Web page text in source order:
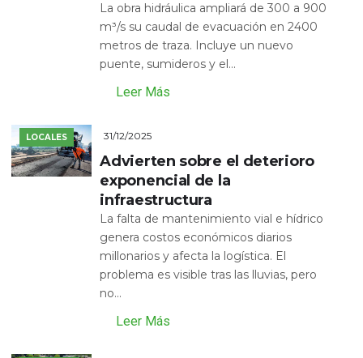
La obra hidráulica ampliará de 300 a 900
m³/s su caudal de evacuación en 2400
metros de traza. Incluye un nuevo
puente, sumideros y el...
Leer Más
LOCALES 31/12/2025
Advierten sobre el deterioro
exponencial de la
infraestructura
La falta de mantenimiento vial e hídrico
genera costos económicos diarios
millonarios y afecta la logística. El
problema es visible tras las lluvias, pero
no...
Leer Más